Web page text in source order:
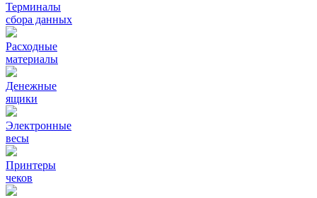
Терминалы
сбора данных
Расходные
материалы
Денежные
ящики
Электронные
весы
Принтеры
чеков